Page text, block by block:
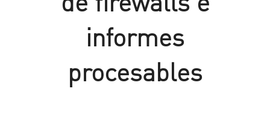
informes
procesables